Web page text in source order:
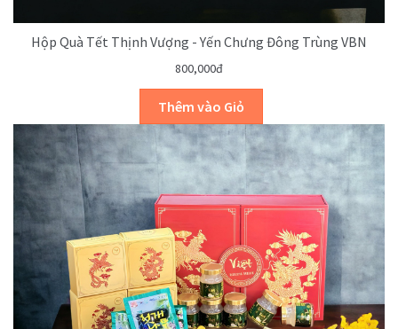
Hộp Quà Tết Thịnh Vượng - Yến Chưng Đông Trùng VBN
800,000đ